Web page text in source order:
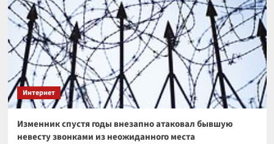
Интернет
Изменник спустя годы внезапно атаковал бывшую
невесту звонками из неожиданного места